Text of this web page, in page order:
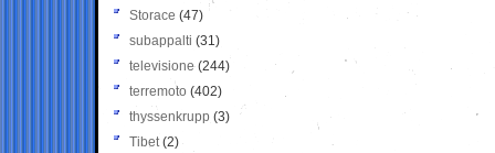
Storace (47)
subappalti (31)
televisione(244)
terremoto (402)
thyssenkrupp (3)
Tibet(2)